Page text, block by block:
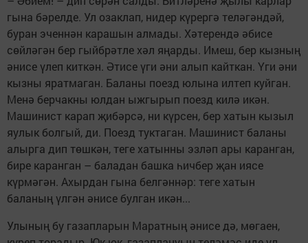
гына бәрелде. Ул озаклап, нидер күрергә теләгәндәй,
буран эченнән карашын алмады. Хәтерендә әбисе
сөйләгән бер гыйбрәтле хәл яңарды. Имеш, бер кызның
әнисе үлеп киткән. Әтисе үги әни алып кайткан. Үги әни
кызны яратмаган. Баланы поезд юлына илтеп куйган.
Менә берчакны юлдан ыжгырып поезд килә икән.
Машинист карап җибәрсә, ни күрсен, бер хатын кызыл
яулык болгый, ди. Поезд туктаган. Машинист баланы
алырга дип төшкән, теге хатынны эзләп ары каранган,
бире каранган – баладан башка һичбер җан иясе
күрмәгән. Ахырдан гына белгәннәр: теге хатын
баланың үлгән әнисе булган икән...
Улының бу газапларын Маратның әнисе дә, мөгаен,